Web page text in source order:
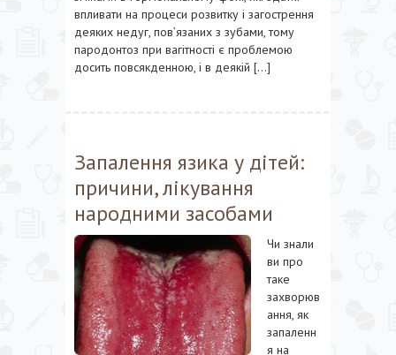
впливати на процеси розвитку і загострення
деяких недуг, пов’язаних з зубами, тому
пародонтоз при вагітності є проблемою
досить повсякденною, і в деякій […]
Запалення язика у дітей:
причини, лікування
народними засобами
Чи знали
ви про
таке
захворюв
ання, як
запаленн
я на